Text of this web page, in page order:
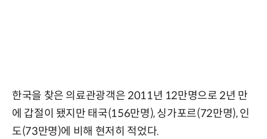
한국을 찾은 의료관광객은 2011년 12만명으로 2년 만
에 갑절이 됐지만 태국(156만명), 싱가포르(72만명), 인
도(73만명)에 비해 현저히 적었다.